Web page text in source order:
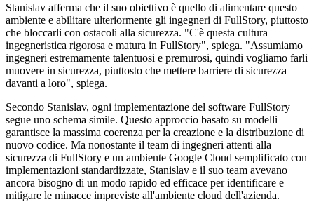
Stanislav afferma che il suo obiettivo è quello di alimentare questo
ambiente e abilitare ulteriormente gli ingegneri di FullStory, piuttosto
che bloccarli con ostacoli alla sicurezza. "C'è questa cultura
ingegneristica rigorosa e matura in FullStory", spiega. "Assumiamo
ingegneri estremamente talentuosi e premurosi, quindi vogliamo farli
muovere in sicurezza, piuttosto che mettere barriere di sicurezza
davanti a loro", spiega.
Secondo Stanislav, ogni implementazione del software FullStory
segue uno schema simile. Questo approccio basato su modelli
garantisce la massima coerenza per la creazione e la distribuzione di
nuovo codice. Ma nonostante il team di ingegneri attenti alla
sicurezza di FullStory e un ambiente Google Cloud semplificato con
implementazioni standardizzate, Stanislav e il suo team avevano
ancora bisogno di un modo rapido ed efficace per identificare e
mitigare le minacce impreviste all'ambiente cloud dell'azienda.